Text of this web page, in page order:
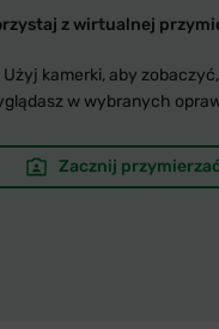
z wirtualnej
Użyj kamerki, aby
w wybranych
Zacznij przymierzać